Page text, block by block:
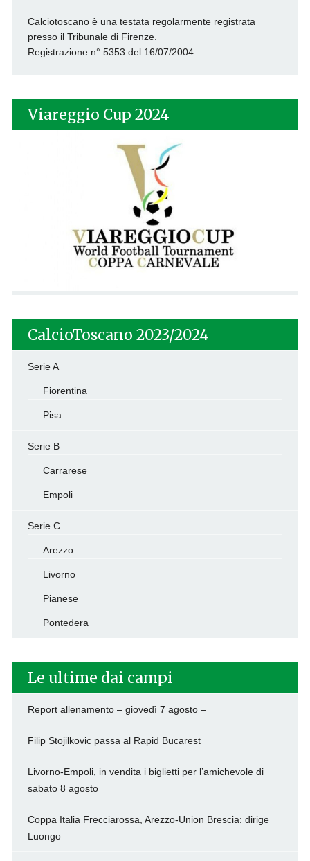
Calciotoscano è una testata regolarmente registrata
presso il Tribunale di Firenze.
Registrazione n° 5353 del 16/07/2004
Viareggio Cup 2024
CalcioToscano 2023/2024
Serie A
Fiorentina
Pisa
Serie B
Carrarese
Empoli
Serie C
Arezzo
Livorno
Pianese
Pontedera
Le ultime dai campi
Report allenamento – giovedì 7 agosto –
Filip Stojilkovic passa al Rapid Bucarest
Livorno-Empoli, in vendita i biglietti per l’amichevole di
sabato 8 agosto
Coppa Italia Frecciarossa, Arezzo-Union Brescia: dirige
Luongo